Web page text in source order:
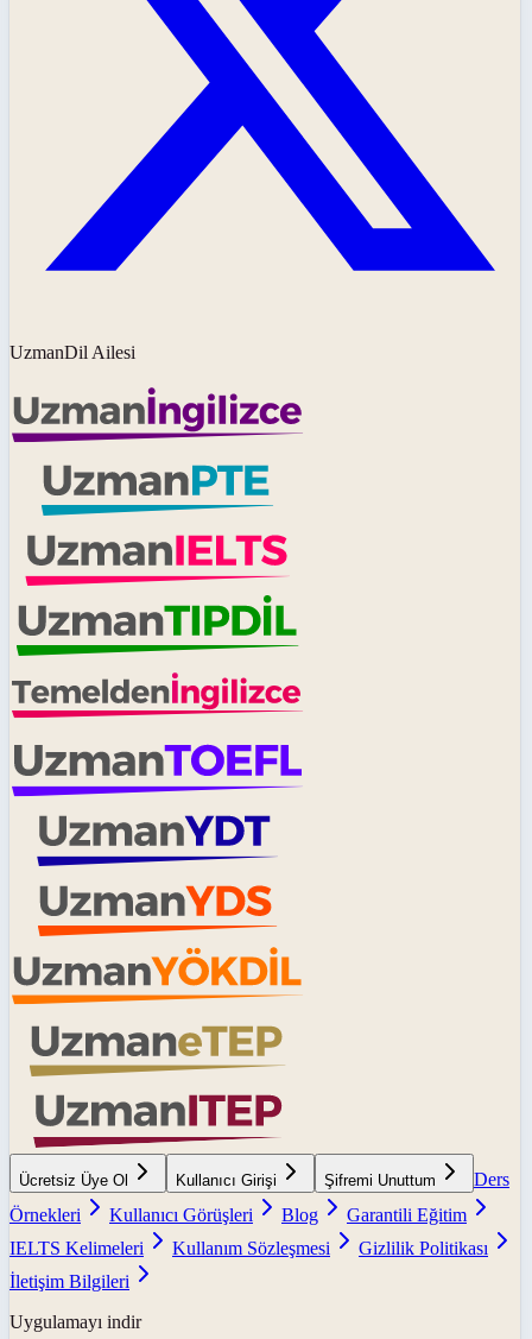
UzmanDil Ailesi
Ücretsiz Üye Ol Kullanıcı Girişi Şifremi Unuttum
Ders
Örnekleri
Kullanıcı Görüşleri Blog
Garantili Eğitim
IELTS Kelimeleri
Kullanım Sözleşmesi
Gizlilik Politikası
İletişim Bilgileri
Uygulamayı indir